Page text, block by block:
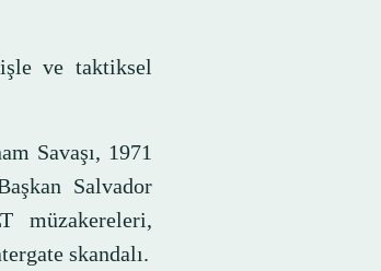
ve taktiksel
Savaşı, 1971
Salvador
müzakereleri,
skandalı.